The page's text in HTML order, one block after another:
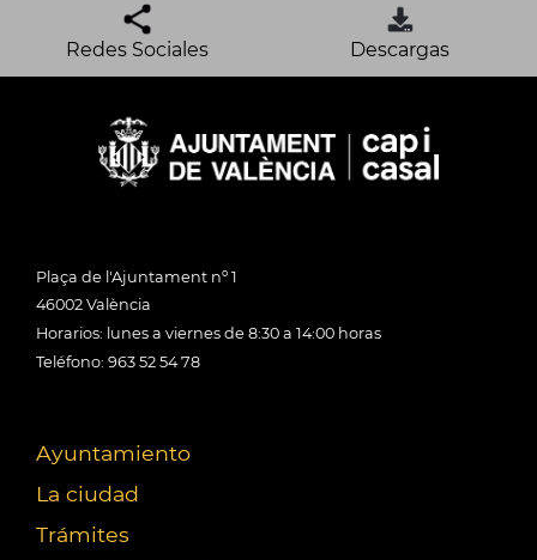
Redes Sociales Descargas
Plaça de l'Ajuntament nº 1
46002 València
Horarios: lunes a viernes de 8:30 a 14:00 horas
Teléfono: 963 52 54 78
Ayuntamiento
La ciudad
Trámites